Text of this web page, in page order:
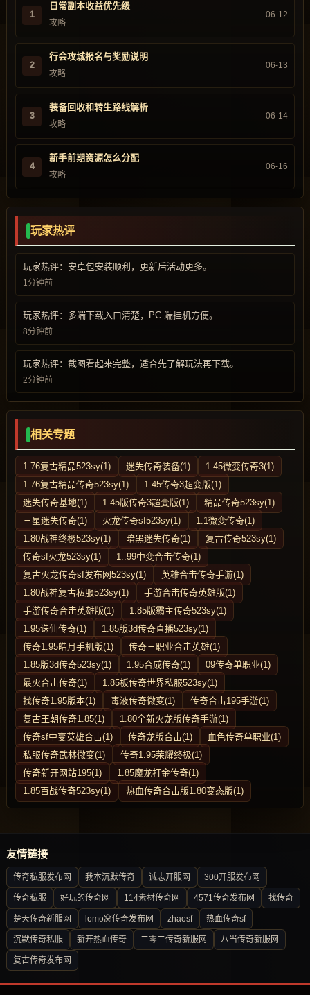
1
日常副本收益优先级
攻略
06-12
2
行会攻城报名与奖励说明
攻略
06-13
3
装备回收和转生路线解析
攻略
06-14
4
新手前期资源怎么分配
攻略
06-16
玩家热评
玩家热评：安卓包安装顺利，更新后活动更多。
1分钟前
玩家热评：多端下载入口清楚，PC 端挂机方便。
8分钟前
玩家热评：截图看起来完整，适合先了解玩法再下载。
2分钟前
相关专题
1.76复古精品523sy(1) 迷失传奇装备(1)
1.45微变传奇3(1)
1.76复古精品传奇523sy(1)
1.45传奇3超变版(1)
迷失传奇基地(1)
1.45版传奇3超变版(1)
精品传奇523sy(1)
三星迷失传奇(1)
火龙传奇sf523sy(1)
1.1微变传奇(1)
1.80战神终极523sy(1)
暗黑迷失传奇(1)
复古传奇523sy(1)
传奇sf火龙523sy(1)
1..99中变合击传奇(1)
复古火龙传奇sf发布网523sy(1)
英雄合击传奇手游(1)
1.80战神复古私服523sy(1)
手游合击传奇英雄版(1)
手游传奇合击英雄版(1)
1.85版霸主传奇523sy(1)
1.95诛仙传奇(1)
1.85版3d传奇直播523sy(1)
传奇1.95皓月手机版(1)
传奇三职业合击英雄(1)
1.85版3d传奇523sy(1)
1.95合成传奇(1)
09传奇单职业(1)
最火合击传奇(1)
1.85板传奇世界私服523sy(1)
找传奇1.95版本(1)
毒液传奇微变(1)
传奇合击195手游(1)
复古王朝传奇1.85(1)
1.80全新火龙版传奇手游(1)
传奇sf中变英雄合击(1)
传奇龙版合击(1)
血色传奇单职业(1)
私服传奇武林微变(1)
传奇1.95荣耀终极(1)
传奇新开网站195(1)
1.85魔龙打金传奇(1)
1.85百战传奇523sy(1)
热血传奇合击版1.80变态版(1)
友情链接
传奇私服发布网 我本沉默传奇 诚志开服网 300开服发布网
传奇私服 好玩的传奇网 114素材传奇网 4571传奇发布网 找传奇
楚天传奇新服网 lomo窝传奇发布网 zhaosf 热血传奇sf
沉默传奇私服 新开热血传奇 二零二传奇新服网 八当传奇新服网
复古传奇发布网